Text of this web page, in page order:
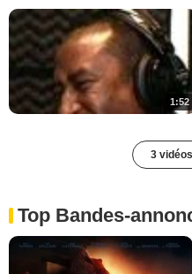
1:52
3
Top Bandes-